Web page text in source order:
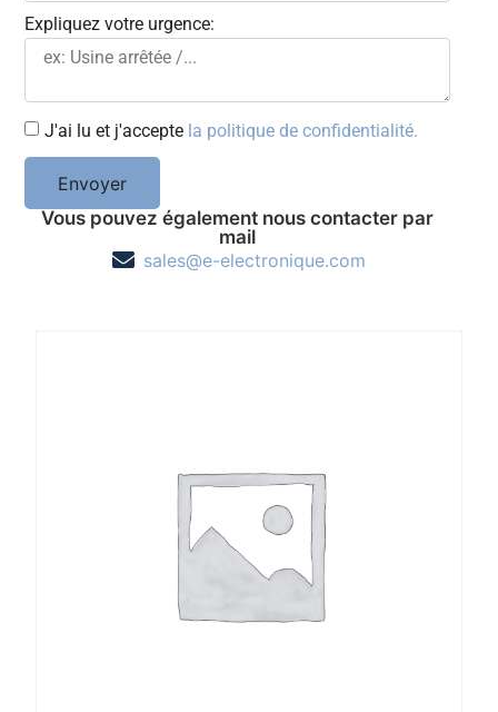
Expliquez votre urgence:
J'ai lu et j'accepte la politique de confidentialité.
Envoyer
Vous pouvez également nous contacter par
mail
sales@e-electronique.com